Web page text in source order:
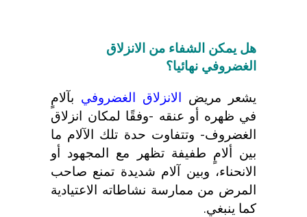
هل يمكن الشفاء من الانزلاق
الغضروفي نهائيا؟
يشعر مريض الانزلاق الغضروفي بآلامٍ
في ظهره أو عنقه -وفقًا لمكان انزلاق
الغضروف- وتتفاوت حدة تلك الآلام ما
بين ألامٍ طفيفة تظهر مع المجهود أو
الانحناء، وبين آلام شديدة تمنع صاحب
المرض من ممارسة نشاطاته الاعتيادية
كما ينبغي.